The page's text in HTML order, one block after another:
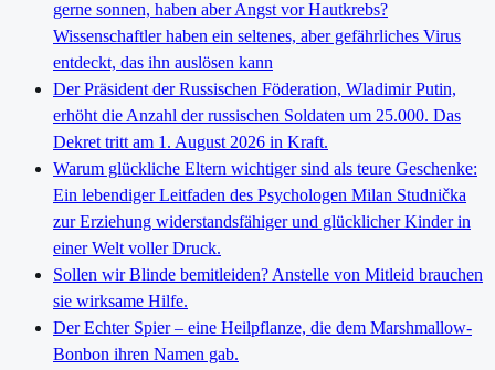
gerne sonnen, haben aber Angst vor Hautkrebs?
Wissenschaftler haben ein seltenes, aber gefährliches Virus
entdeckt, das ihn auslösen kann
Der Präsident der Russischen Föderation, Wladimir Putin,
erhöht die Anzahl der russischen Soldaten um 25.000. Das
Dekret tritt am 1. August 2026 in Kraft.
Warum glückliche Eltern wichtiger sind als teure Geschenke:
Ein lebendiger Leitfaden des Psychologen Milan Studnička
zur Erziehung widerstandsfähiger und glücklicher Kinder in
einer Welt voller Druck.
Sollen wir Blinde bemitleiden? Anstelle von Mitleid brauchen
sie wirksame Hilfe.
Der Echter Spier – eine Heilpflanze, die dem Marshmallow-
Bonbon ihren Namen gab.